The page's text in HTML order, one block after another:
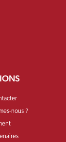
nous ?